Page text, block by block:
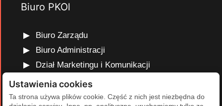
Biuro PKOl
Biuro Zarządu
Biuro Administracji
Dział Marketingu i Komunikacji
Dział Edukacji Olimpijskiej
Dział Finansów i Kadr
Ustawienia cookies
Ta strona używa plików cookie. Część z nich jest niezbędna do